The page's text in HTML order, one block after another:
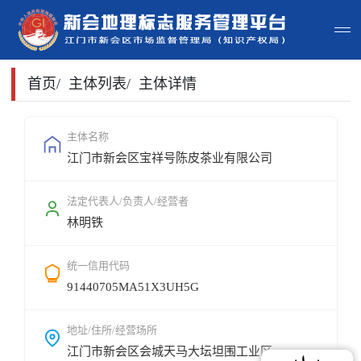
首页
政策法规
申请指南
地标地图
用户登录
首页/ 主体列表/ 主体详情
主体名称
江门市新会区宝祥号陈皮茶业有限公司
法定代表人/负责人/经营者
林明铁
统一信用代码
91440705MA51X3UH5G
地址/住所/经营场所
江门市新会区会城天马大坛坦围工业区